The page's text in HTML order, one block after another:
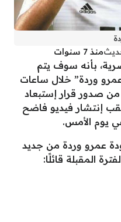
منذ 7 سنوات
بأنه سوف يتم
وردة” خلال ساعات
بعد نحو 24 ساعة من صدور قرار إستبعاد
إنتشار فيديو فاضح
يوم الأمس.
عمرو وردة من جديد
المقبلة قائلًا: